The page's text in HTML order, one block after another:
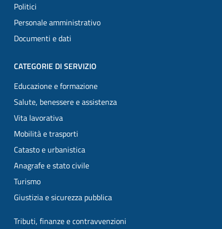
Politici
Personale amministrativo
Documenti e dati
CATEGORIE DI SERVIZIO
Educazione e formazione
Salute, benessere e assistenza
Vita lavorativa
Mobilità e trasporti
Catasto e urbanistica
Anagrafe e stato civile
Turismo
Giustizia e sicurezza pubblica
Tributi, finanze e contravvenzioni